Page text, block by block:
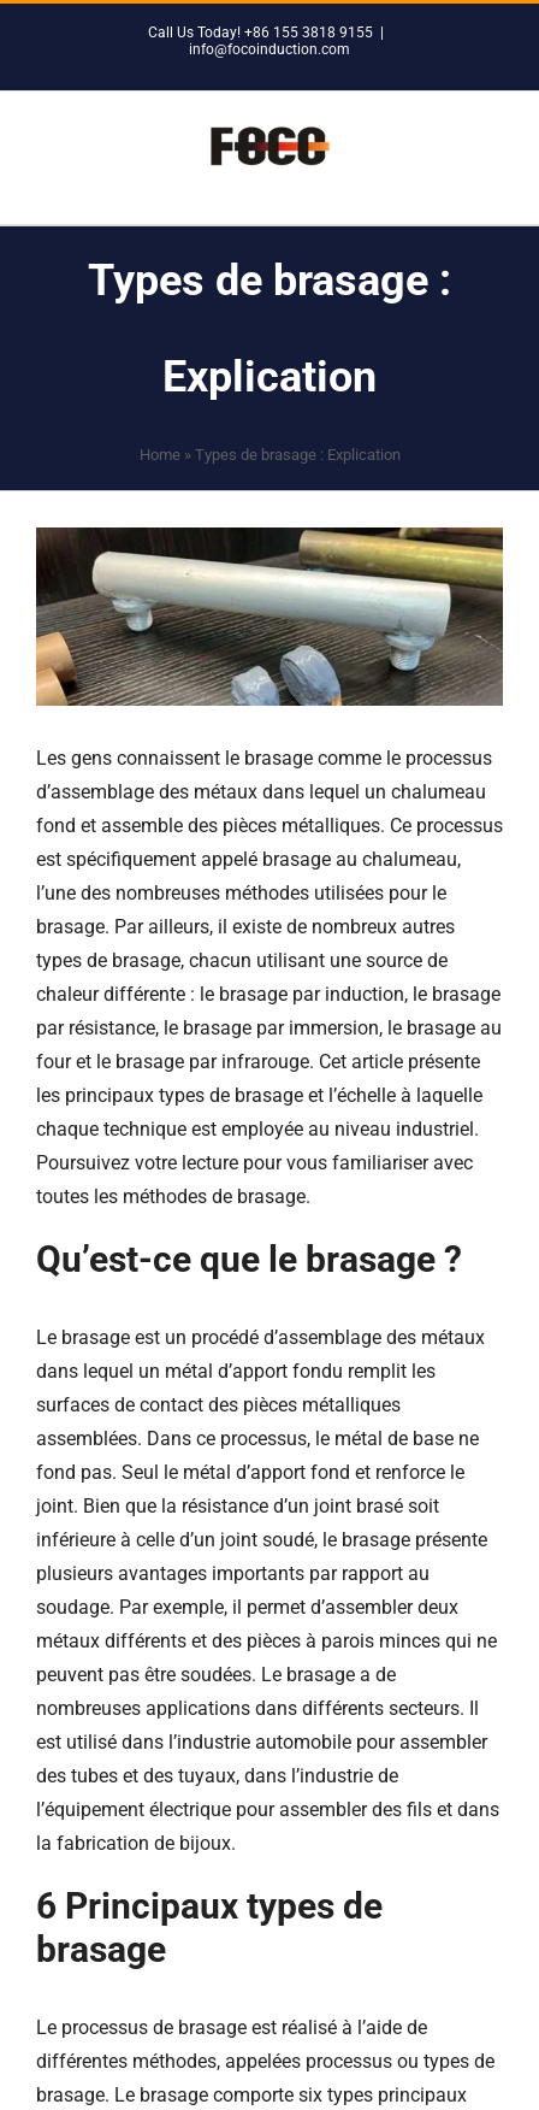
Call Us Today! +86 155 3818 9155
info@focoinduction.com
Types de brasage :
Explication
Home» Types de brasage : Explication
Les gens connaissent le brasage comme le processus
d’assemblage des métaux dans lequel un chalumeau
fond et assemble des pièces métalliques. Ce processus
est spécifiquement appelé brasage au chalumeau,
l’une des nombreuses méthodes utilisées pour le
brasage. Par ailleurs, il existe de nombreux autres
types de brasage, chacun utilisant une source de
chaleur différente : le brasage par induction, le brasage
par résistance, le brasage par immersion, le brasage au
four et le brasage par infrarouge. Cet article présente
les principaux types de brasage et l’échelle à laquelle
chaque technique est employée au niveau industriel.
Poursuivez votre lecture pour vous familiariser avec
toutes les méthodes de brasage.
Qu’est-ce que le brasage ?
Le brasage est un procédé d’assemblage des métaux
dans lequel un métal d’apport fondu remplit les
surfaces de contact des pièces métalliques
assemblées. Dans ce processus, le métal de base ne
fond pas. Seul le métal d’apport fond et renforce le
joint. Bien que la résistance d’un joint brasé soit
inférieure à celle d’un joint soudé, le brasage présente
plusieurs avantages importants par rapport au
soudage. Par exemple, il permet d’assembler deux
métaux différents et des pièces à parois minces qui ne
peuvent pas être soudées. Le brasage a de
nombreuses applications dans différents secteurs. Il
est utilisé dans l’industrie automobile pour assembler
des tubes et des tuyaux, dans l’industrie de
l’équipement électrique pour assembler des fils et dans
la fabrication de bijoux.
6 Principaux types de
brasage
Le processus de brasage est réalisé à l’aide de
différentes méthodes, appelées processus ou types de
brasage. Le brasage comporte six types principaux